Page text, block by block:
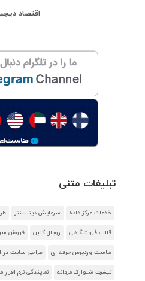
اقتصاد
تبلیغات متنی
خدمات مرکز داده سرمایش دیتاسنتر
قالب فروشگاهی رویال کنین فروش
هاست وردپرس حرفه ای طراحی سایت در
تیشرت شلوارک مردانه نمایندگی نرم